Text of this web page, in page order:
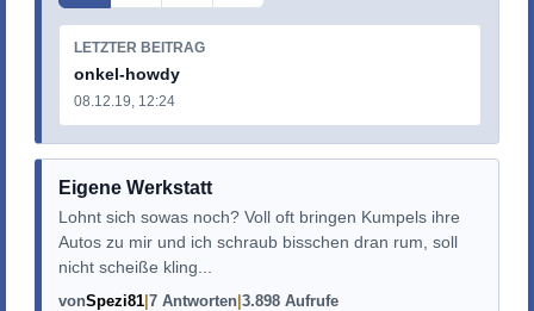
LETZTER BEITRAG
onkel-howdy
08.12.19, 12:24
Eigene Werkstatt
Lohnt sich sowas noch? Voll oft bringen Kumpels ihre
Autos zu mir und ich schraub bisschen dran rum, soll
nicht scheiße kling...
vonSpezi81 7 Antworten 3.898 Aufrufe